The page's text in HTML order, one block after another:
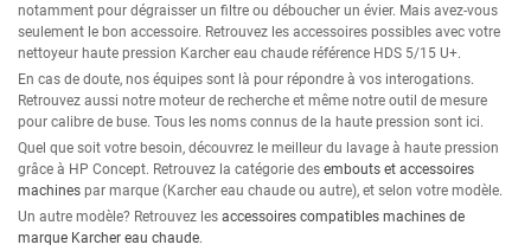
notamment pour dégraisser un filtre ou déboucher un évier. Mais avez-vous
seulement le bon accessoire. Retrouvez les accessoires possibles avec votre
nettoyeur haute pression Karcher eau chaude référence HDS 5/15 U+.
En cas de doute, nos équipes sont là pour répondre à vos interogations.
Retrouvez aussi notre moteur de recherche et même notre outil de mesure
pour calibre de buse. Tous les noms connus de la haute pression sont ici.
Quel que soit votre besoin, découvrez le meilleur du lavage à haute pression
grâce à HP Concept. Retrouvez la catégorie des embouts et accessoires
machines par marque (Karcher eau chaude ou autre), et selon votre modèle.
Un autre modèle? Retrouvez les accessoires compatibles machines de
marque Karcher eau chaude.